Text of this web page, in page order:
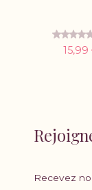
15,99
Recevez